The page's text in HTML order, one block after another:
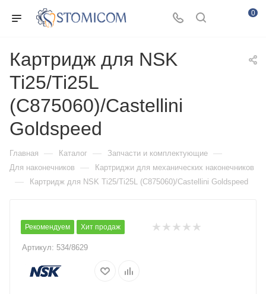
0
Картридж для NSK
Ti25/Ti25L
(C875060)/Castellini
Goldspeed
Главная — Каталог — Запчасти и комплектующие —
Для наконечников — Картриджи для механических наконечников
— Картридж для NSK Ti25/Ti25L (C875060)/Castellini Goldspeed
Рекомендуем Хит продаж
Артикул: 534/8629